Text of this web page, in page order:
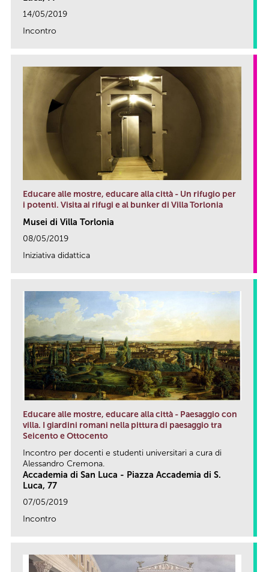
14/05/2019
Incontro
Educare alle mostre, educare alla città - Un rifugio per
i potenti. Visita ai rifugi e al bunker di Villa Torlonia
Musei di Villa Torlonia
08/05/2019
Iniziativa didattica
Educare alle mostre, educare alla città - Paesaggio con
villa. I giardini romani nella pittura di paesaggio tra
Seicento e Ottocento
Incontro per docenti e studenti universitari a cura di
Alessandro Cremona.
Accademia di San Luca - Piazza Accademia di S.
Luca, 77
07/05/2019
Incontro